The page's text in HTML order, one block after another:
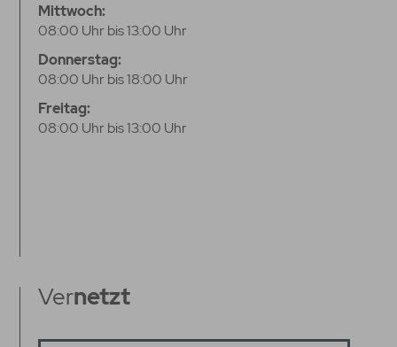
Mittwoch:
08:00 Uhr bis 13:00 Uhr
Donnerstag:
08:00 Uhr bis 18:00 Uhr
Freitag:
08:00 Uhr bis 13:00 Uhr
Vernetzt